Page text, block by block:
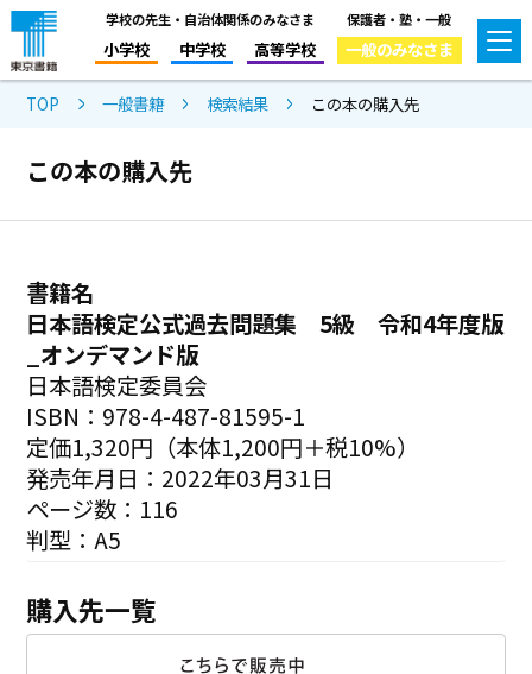
学校の先生・自治体関係のみなさま
小学校 中学校 高等学校
保護者・塾・一般
一般のみなさま
TOP 一般書籍 検索結果 この本の購入先
この本の購入先
書籍名
日本語検定公式過去問題集 5級 令和4年度版
_オンデマンド版
日本語検定委員会
ISBN：978-4-487-81595-1
定価1,320円（本体1,200円＋税10%）
発売年月日：2022年03月31日
ページ数：116
判型：A5
購入先一覧